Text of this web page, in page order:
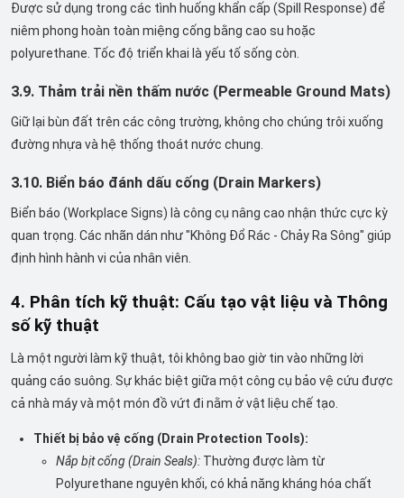
Được sử dụng trong các tình huống khẩn cấp (Spill Response) để
niêm phong hoàn toàn miệng cống bằng cao su hoặc
polyurethane. Tốc độ triển khai là yếu tố sống còn.
3.9. Thảm trải nền thấm nước (Permeable Ground Mats)
Giữ lại bùn đất trên các công trường, không cho chúng trôi xuống
đường nhựa và hệ thống thoát nước chung.
3.10. Biển báo đánh dấu cống (Drain Markers)
Biển báo (Workplace Signs) là công cụ nâng cao nhận thức cực kỳ
quan trọng. Các nhãn dán như "Không Đổ Rác - Chảy Ra Sông" giúp
định hình hành vi của nhân viên.
4. Phân tích kỹ thuật: Cấu tạo vật liệu và Thông
số kỹ thuật
Là một người làm kỹ thuật, tôi không bao giờ tin vào những lời
quảng cáo suông. Sự khác biệt giữa một công cụ bảo vệ cứu được
cả nhà máy và một món đồ vứt đi nằm ở vật liệu chế tạo.
Thiết bị bảo vệ cống (Drain Protection Tools):
Nắp bịt cống (Drain Seals): Thường được làm từ
Polyurethane nguyên khối, có khả năng kháng hóa chất